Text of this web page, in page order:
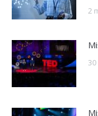
2
30